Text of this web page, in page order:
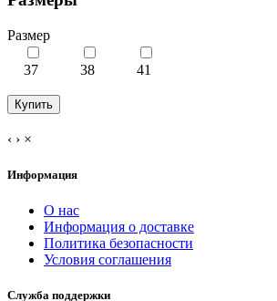
Размер
37 38 41
Купить
‹ › ×
Информация
О нас
Информация о доставке
Политика безопасности
Условия соглашения
Служба поддержки